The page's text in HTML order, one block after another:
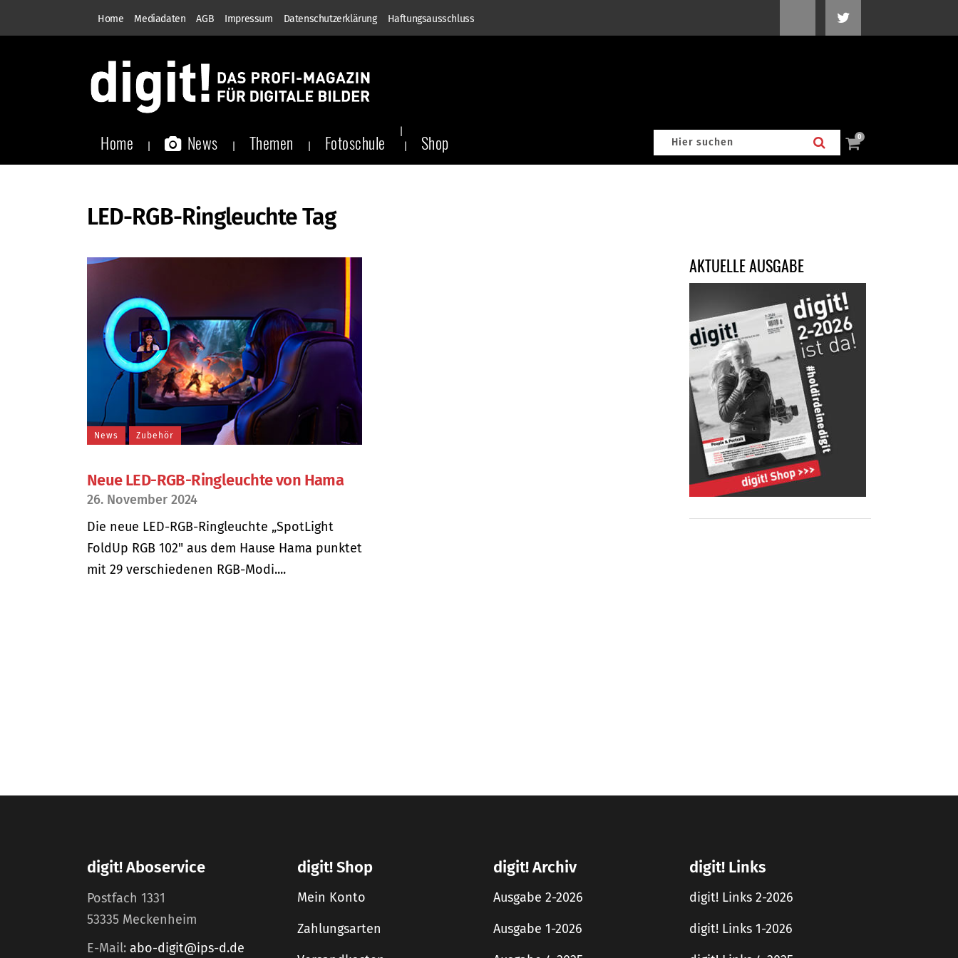
Home Mediadaten AGB Impressum Datenschutzerklärung Haftungsausschluss
Home News Themen Fotoschule Shop 0
LED-RGB-Ringleuchte Tag
News Zubehör
Neue LED-RGB-Ringleuchte von Hama
26. November 2024
Die neue LED-RGB-Ringleuchte „SpotLight
FoldUp RGB 102" aus dem Hause Hama punktet
mit 29 verschiedenen RGB-Modi....
AKTUELLE AUSGABE
digit! Aboservice
Postfach 1331
53335 Meckenheim
E-Mail: abo-digit@ips-d.de
digit! Shop
Mein Konto
Zahlungsarten
digit! Archiv
Ausgabe 2-2026
Ausgabe 1-2026
digit! Links
digit! Links 2-2026
digit! Links 1-2026